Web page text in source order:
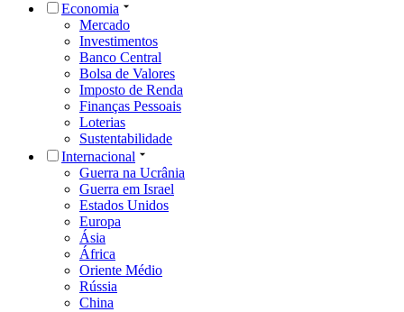
Economia
Mercado
Investimentos
Banco Central
Bolsa de Valores
Imposto de Renda
Finanças Pessoais
Loterias
Sustentabilidade
Internacional
Guerra na Ucrânia
Guerra em Israel
Estados Unidos
Europa
Ásia
África
Oriente Médio
Rússia
China